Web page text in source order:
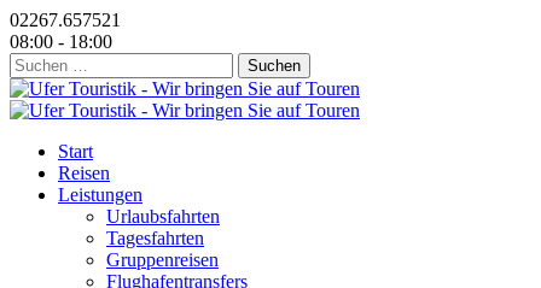
02267.657521
08:00 - 18:00
Suchen
nach:
Start
Reisen
Leistungen
Urlaubsfahrten
Tagesfahrten
Gruppenreisen
Flughafentransfers